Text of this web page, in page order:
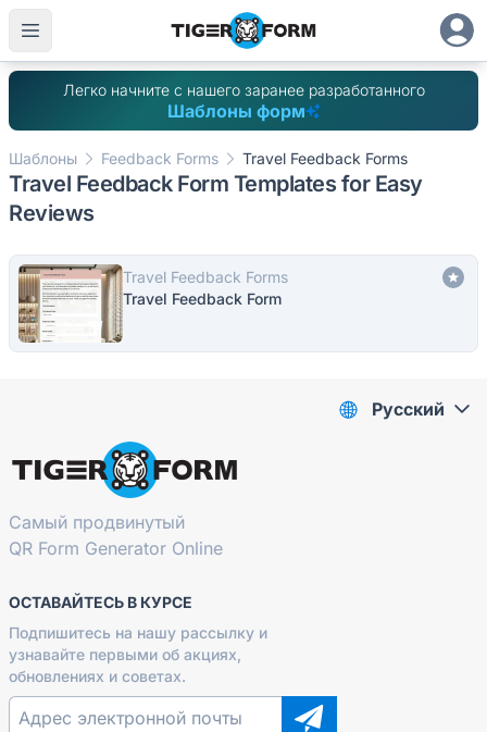
Легко начните с нашего заранее разработанного
Шаблоны форм
Шаблоны Feedback Forms Travel Feedback Forms
Travel Feedback Form Templates for Easy
Reviews
Travel Feedback Forms
Travel Feedback Form
Самый продвинутый
QR Form Generator Online
ОСТАВАЙТЕСЬ В КУРСЕ
Подпишитесь на нашу рассылку и
узнавайте первыми об акциях,
обновлениях и советах.
Pусский